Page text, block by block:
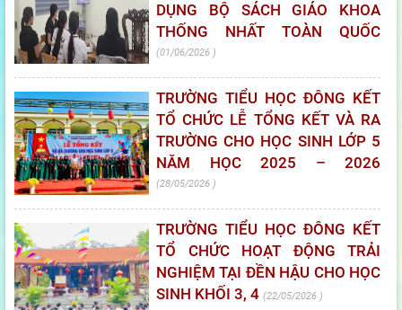
DỤNG BỘ SÁCH GIÁO KHOA
THỐNG NHẤT TOÀN QUỐC
01/06/2026
TRƯỜNG TIỂU HỌC ĐÔNG KẾT
TỔ CHỨC LỄ TỔNG KẾT VÀ RA
TRƯỜNG CHO HỌC SINH LỚP 5
NĂM HỌC 2025 – 2026
28/05/2026
TRƯỜNG TIỂU HỌC ĐÔNG KẾT
TỔ CHỨC HOẠT ĐỘNG TRẢI
NGHIỆM TẠI ĐỀN HẬU CHO HỌC
SINH KHỐI 3, 4
22/05/2026